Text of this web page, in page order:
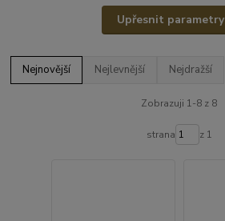
Upřesnit parametry
Nejnovější Nejlevnější Nejdražší
Zobrazuji 1-8 z 8
strana z 1